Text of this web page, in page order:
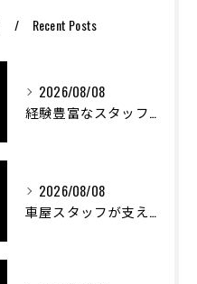
Recent Posts
2026/08/08
経験豊富なスタッフが創る車屋の魅力と技術
2026/08/08
車屋スタッフが支える車両カスタムの魅力と技術進化